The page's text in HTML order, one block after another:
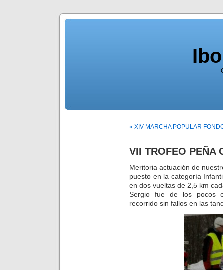
« XIV MARCHA POPULAR
VII TROFEO PEÑA
Meritoria actuación de
puesto en la categoría
en dos vueltas de 2,5 km
Sergio fue de los pocos
recorrido sin fallos en las